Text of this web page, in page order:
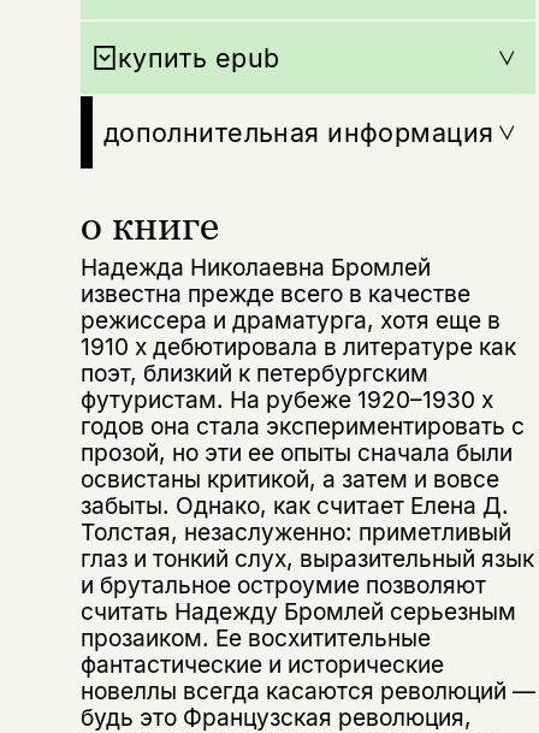
о книге
Надежда Николаевна Бромлей
известна прежде всего в качестве
режиссера и драматурга, хотя еще в
1910 х дебютировала в литературе как
поэт, близкий к петербургским
футуристам. На рубеже 1920–1930 х
годов она стала экспериментировать с
прозой, но эти ее опыты сначала были
освистаны критикой, а затем и вовсе
забыты. Однако, как считает Елена Д.
Толстая, незаслуженно: приметливый
глаз и тонкий слух, выразительный язык
и брутальное остроумие позволяют
считать Надежду Бромлей серьезным
прозаиком. Ее восхитительные
фантастические и исторические
новеллы всегда касаются революций —
будь это Французская революция,
купить epub
дополнительная информация